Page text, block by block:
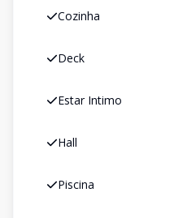
Cozinha
Deck
Estar Intimo
Hall
Piscina